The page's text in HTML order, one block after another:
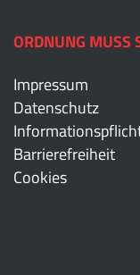
ORDNUNG MUSS
Impressum
Datenschutz
Barrierefreiheit
Cookies